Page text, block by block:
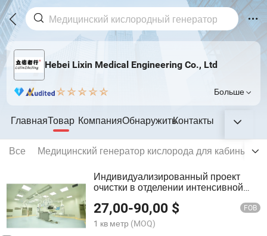
Hebei Lixin Medical Engineering Co., Ltd
Больше
ГлавнаяТовар КомпанияОбнаружитьКонтакты
Все Медицинский генератор кислорода для кабины
Индивидуализированный проект
очистки в отделении интенсивной
операционная комната
27,00-90,00 $ FOB
1 кв метр (MOQ)